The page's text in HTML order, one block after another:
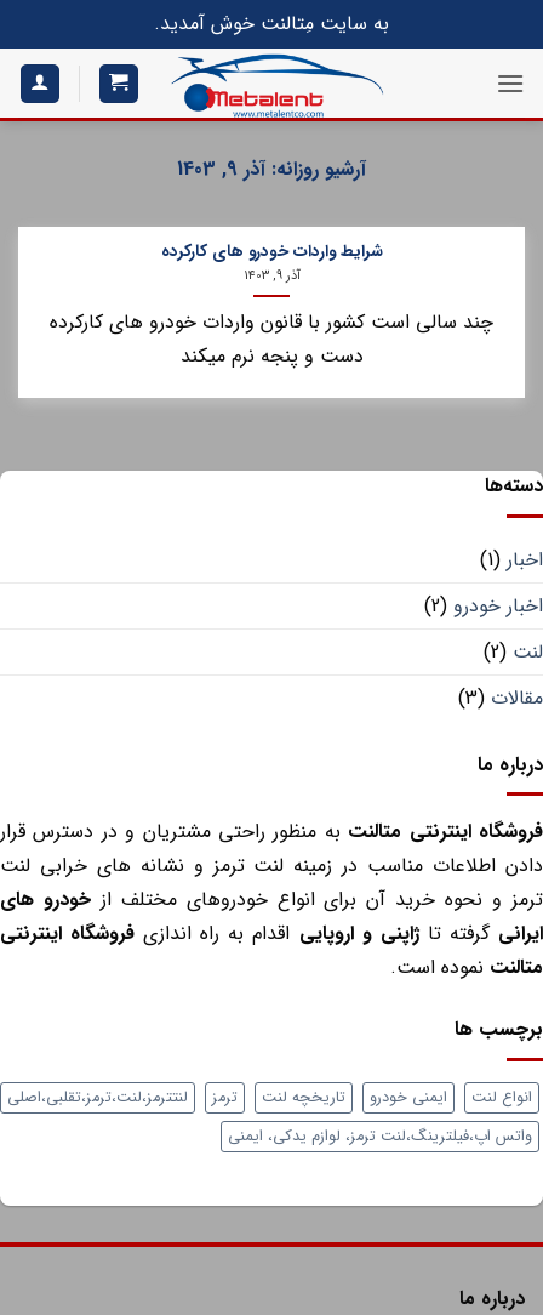
به سایت مِتالنت خوش آمدید.
آرشیو روزانه:آذر 9, 1403
(1)
خودرو(2)
(2)
(3)
ما
اینترنتی متالنتبه منظور راحتی مشتریان و در دسترس قرار
اطلاعات مناسب در زمینه لنت ترمز و نشانه های خرابی لنت
و نحوه خرید آن برای انواع خودروهای مختلف ازخودرو های
گرفته تاژاپنی و اروپاییاقدام به راه اندازیفروشگاه اینترنتی
نموده است.
ها
لنت ایمنی خودرو تاریخچه لنت ترمز
لنتترمز،لنت،ترمز،تقلبی،اصلی
اپ،فیلترینگ،لنت ترمز، لوازم یدکی، ایمنی
شرایط واردات خودرو های کارکرده
آذر 9, 1403
چند سالی است کشور با قانون واردات خودرو های کارکرده
دست و پنجه نرم میکند
درباره ما